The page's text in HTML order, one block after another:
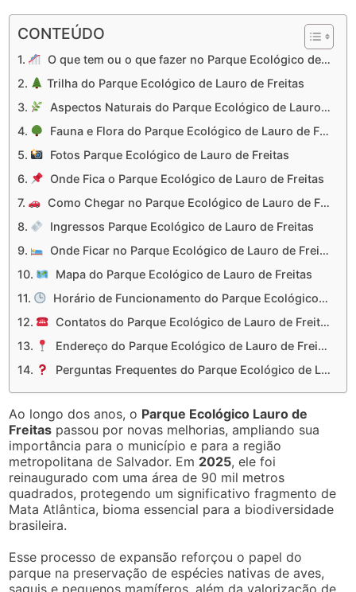
CONTEÚDO
O que tem ou o que fazer no Parque Ecológico de Lauro de Freitas
Trilha do Parque Ecológico de Lauro de Freitas
Aspectos Naturais do Parque Ecológico de Lauro de Freitas
Fauna e Flora do Parque Ecológico de Lauro de Freitas
Fotos Parque Ecológico de Lauro de Freitas
Onde Fica o Parque Ecológico de Lauro de Freitas
Como Chegar no Parque Ecológico de Lauro de Freitas
Ingressos Parque Ecológico de Lauro de Freitas
Onde Ficar no Parque Ecológico de Lauro de Freitas
Mapa do Parque Ecológico de Lauro de Freitas
Horário de Funcionamento do Parque Ecológico de Lauro de Freitas
Contatos do Parque Ecológico de Lauro de Freitas
Endereço do Parque Ecológico de Lauro de Freitas
Perguntas Frequentes do Parque Ecológico de Lauro de Freitas
Ao longo dos anos, o Parque Ecológico Lauro de
Freitas passou por novas melhorias, ampliando sua
importância para o município e para a região
metropolitana de Salvador. Em 2025, ele foi
reinaugurado com uma área de 90 mil metros
quadrados, protegendo um significativo fragmento de
Mata Atlântica, bioma essencial para a biodiversidade
brasileira.
Esse processo de expansão reforçou o papel do
parque na preservação de espécies nativas de aves,